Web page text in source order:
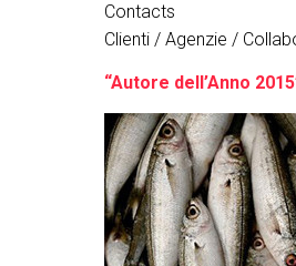
Contacts
Clienti / Agenzie /
“Autore dell’Anno